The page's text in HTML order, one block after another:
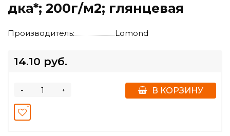
дка*; 200г/м2; глянцевая
Производитель: Lomond
14.10 руб.
+
- В КОРЗИНУ